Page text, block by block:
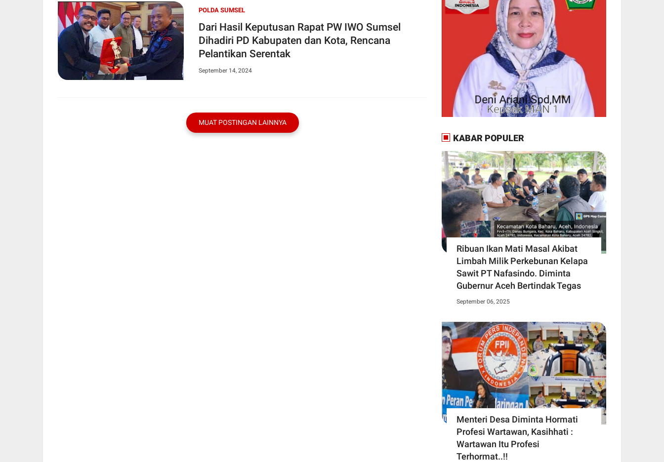
POLDA SUMSEL
Dari Hasil Keputusan Rapat PW IWO Sumsel
Dihadiri PD Kabupaten dan Kota, Rencana
Pelantikan Serentak
September 14, 2024
MUAT POSTINGAN LAINNYA
KABAR POPULER
Ribuan Ikan Mati Masal Akibat
Limbah Milik Perkebunan Kelapa
Sawit PT Nafasindo. Diminta
Gubernur Aceh Bertindak Tegas
September 06, 2025
Menteri Desa Diminta Hormati
Profesi Wartawan, Kasihhati :
Wartawan Itu Profesi
Terhormat..!!